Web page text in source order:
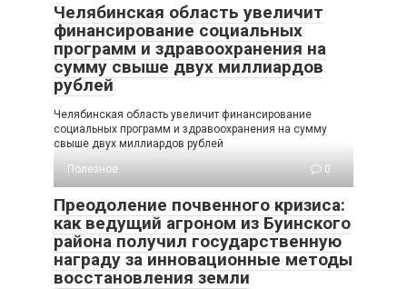
Челябинская область увеличит
финансирование социальных
программ и здравоохранения на
сумму свыше двух миллиардов
рублей
Челябинская область увеличит финансирование
социальных программ и здравоохранения на сумму
свыше двух миллиардов рублей
Полезное
0
Преодоление почвенного кризиса:
как ведущий агроном из Буинского
района получил государственную
награду за инновационные методы
восстановления земли